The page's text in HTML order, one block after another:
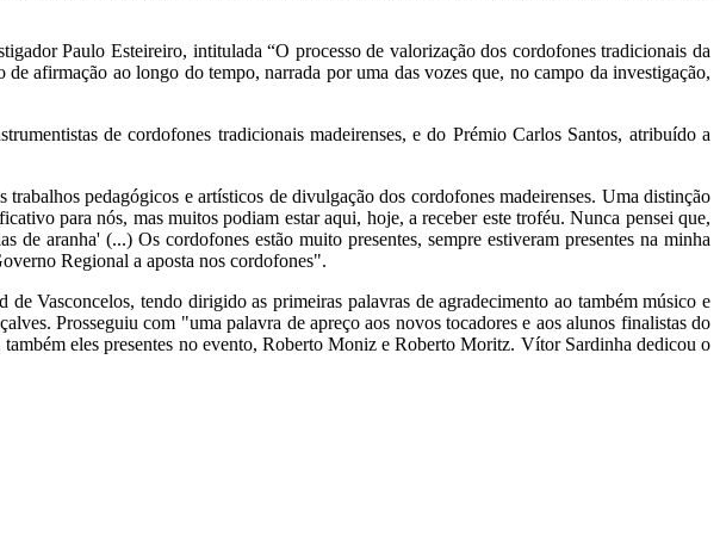
Paulo Esteireiro, intitulada “O processo de valorização dos cordofones tradicionais da
afirmação ao longo do tempo, narrada por uma das vozes que, no campo da investigação,
de cordofones tradicionais madeirenses, e do Prémio Carlos Santos, atribuído a
pedagógicos e artísticos de divulgação dos cordofones madeirenses. Uma distinção
para nós, mas muitos podiam estar aqui, hoje, a receber este troféu. Nunca pensei que,
aranha' (...) Os cordofones estão muito presentes, sempre estiveram presentes na minha
Regional a aposta nos cordofones".
Vasconcelos, tendo dirigido as primeiras palavras de agradecimento ao também músico e
Prosseguiu com "uma palavra de apreço aos novos tocadores e aos alunos finalistas do
eles presentes no evento, Roberto Moniz e Roberto Moritz. Vítor Sardinha dedicou o